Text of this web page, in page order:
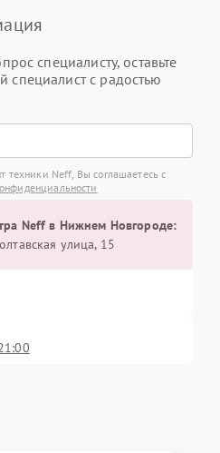
специалисту, оставьте
с радостью
техники Neff, Вы соглашаетесь с
Neff в Нижнем Новгороде:
улица, 15